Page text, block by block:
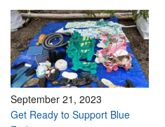
September 21, 2023
Get Ready to Support Blue